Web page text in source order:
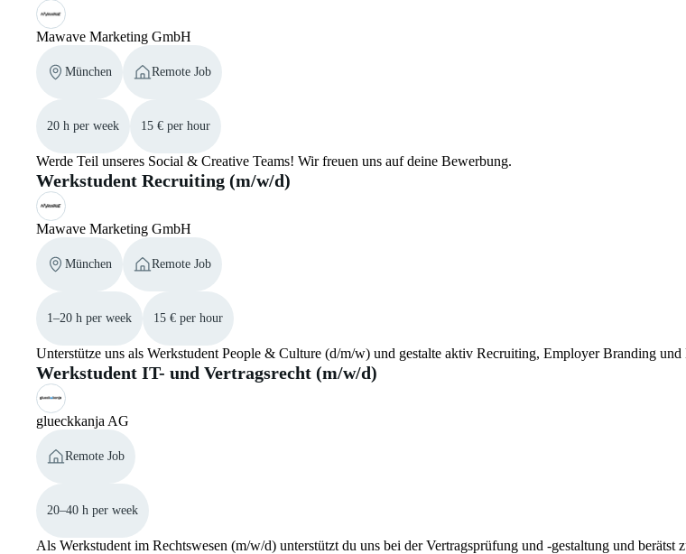
Mawave Marketing GmbH
München Remote Job
20 h per week 15 € per hour
Werde Teil unseres Social & Creative Teams! Wir freuen uns auf deine Bewerbung.
Werkstudent Recruiting (m/w/d)
Mawave Marketing GmbH
München Remote Job
1–20 h per week 15 € per hour
Unterstütze uns als Werkstudent People & Culture (d/m/w) und gestalte aktiv Recruiting, Employer Branding
Werkstudent IT- und Vertragsrecht (m/w/d)
glueckkanja AG
Remote Job
20–40 h per week
Als Werkstudent im Rechtswesen (m/w/d) unterstützt du uns bei der Vertragsprüfung und -gestaltung und